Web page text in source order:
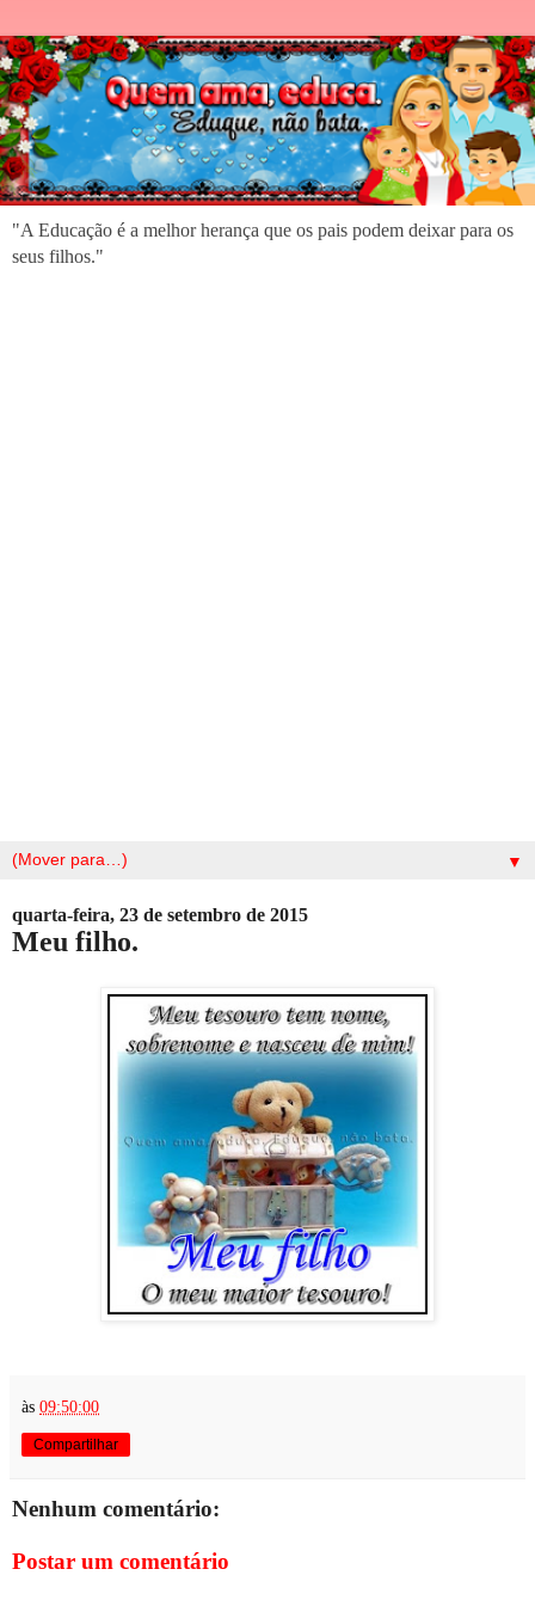
"A Educação é a melhor herança que os pais podem deixar para os
seus filhos."
▼
quarta-feira, 23 de setembro de 2015
Meu filho.
às 09:50:00
Compartilhar
Nenhum comentário:
Postar um comentário